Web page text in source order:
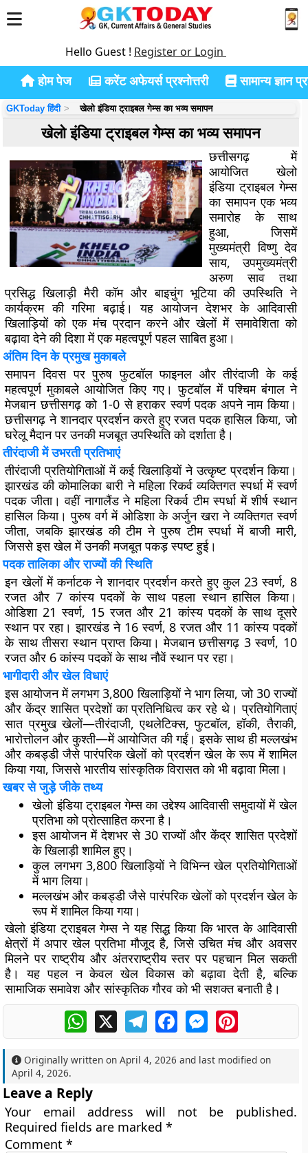
Hello Guest ! Register or Login
होम पेज करेंट अफेयर्स प्रश्नोत्तरी सामान्य ज्ञान
GKToday हिंदी खेलो इंडिया ट्राइबल गेम्स का भव्य समापन
खेलो इंडिया ट्राइबल गेम्स का भव्य समापन
छत्तीसगढ़ में
आयोजित खेलो
इंडिया ट्राइबल गेम्स
का समापन एक भव्य
समारोह के साथ
हुआ, जिसमें
मुख्यमंत्री विष्णु देव
साय, उपमुख्यमंत्री
अरुण साव तथा
प्रसिद्ध खिलाड़ी मैरी कॉम और बाइचुंग भूटिया की उपस्थिति ने
कार्यक्रम की गरिमा बढ़ाई। यह आयोजन देशभर के आदिवासी
खिलाड़ियों को एक मंच प्रदान करने और खेलों में समावेशिता को
बढ़ावा देने की दिशा में एक महत्वपूर्ण पहल साबित हुआ।
अंतिम दिन के प्रमुख मुकाबले
समापन दिवस पर पुरुष फुटबॉल फाइनल और तीरंदाजी के कई
महत्वपूर्ण मुकाबले आयोजित किए गए। फुटबॉल में पश्चिम बंगाल ने
मेजबान छत्तीसगढ़ को 1-0 से हराकर स्वर्ण पदक अपने नाम किया।
छत्तीसगढ़ ने शानदार प्रदर्शन करते हुए रजत पदक हासिल किया, जो
घरेलू मैदान पर उनकी मजबूत उपस्थिति को दर्शाता है।
तीरंदाजी में उभरती प्रतिभाएं
तीरंदाजी प्रतियोगिताओं में कई खिलाड़ियों ने उत्कृष्ट प्रदर्शन किया।
झारखंड की कोमालिका बारी ने महिला रिकर्व व्यक्तिगत स्पर्धा में स्वर्ण
पदक जीता। वहीं नागालैंड ने महिला रिकर्व टीम स्पर्धा में शीर्ष स्थान
हासिल किया। पुरुष वर्ग में ओडिशा के अर्जुन खरा ने व्यक्तिगत स्वर्ण
जीता, जबकि झारखंड की टीम ने पुरुष टीम स्पर्धा में बाजी मारी,
जिससे इस खेल में उनकी मजबूत पकड़ स्पष्ट हुई।
पदक तालिका और राज्यों की स्थिति
इन खेलों में कर्नाटक ने शानदार प्रदर्शन करते हुए कुल 23 स्वर्ण, 8
रजत और 7 कांस्य पदकों के साथ पहला स्थान हासिल किया।
ओडिशा 21 स्वर्ण, 15 रजत और 21 कांस्य पदकों के साथ दूसरे
स्थान पर रहा। झारखंड ने 16 स्वर्ण, 8 रजत और 11 कांस्य पदकों
के साथ तीसरा स्थान प्राप्त किया। मेजबान छत्तीसगढ़ 3 स्वर्ण, 10
रजत और 6 कांस्य पदकों के साथ नौवें स्थान पर रहा।
भागीदारी और खेल विधाएं
इस आयोजन में लगभग 3,800 खिलाड़ियों ने भाग लिया, जो 30 राज्यों
और केंद्र शासित प्रदेशों का प्रतिनिधित्व कर रहे थे। प्रतियोगिताएं
सात प्रमुख खेलों—तीरंदाजी, एथलेटिक्स, फुटबॉल, हॉकी, तैराकी,
भारोत्तोलन और कुश्ती—में आयोजित की गईं। इसके साथ ही मल्लखंभ
और कबड्डी जैसे पारंपरिक खेलों को प्रदर्शन खेल के रूप में शामिल
किया गया, जिससे भारतीय सांस्कृतिक विरासत को भी बढ़ावा मिला।
खबर से जुड़े जीके तथ्य
खेलो इंडिया ट्राइबल गेम्स का उद्देश्य आदिवासी समुदायों में खेल
प्रतिभा को प्रोत्साहित करना है।
इस आयोजन में देशभर से 30 राज्यों और केंद्र शासित प्रदेशों
के खिलाड़ी शामिल हुए।
कुल लगभग 3,800 खिलाड़ियों ने विभिन्न खेल प्रतियोगिताओं
में भाग लिया।
मल्लखंभ और कबड्डी जैसे पारंपरिक खेलों को प्रदर्शन खेल के
रूप में शामिल किया गया।
खेलो इंडिया ट्राइबल गेम्स ने यह सिद्ध किया कि भारत के आदिवासी
क्षेत्रों में अपार खेल प्रतिभा मौजूद है, जिसे उचित मंच और अवसर
मिलने पर राष्ट्रीय और अंतरराष्ट्रीय स्तर पर पहचान मिल सकती
है। यह पहल न केवल खेल विकास को बढ़ावा देती है, बल्कि
सामाजिक समावेश और सांस्कृतिक गौरव को भी सशक्त बनाती है।
WhatsApp
X TelegramFacebookMessengerPinterest
Originally written onApril 4, 2026 and last modified on
April 4, 2026.
Leave a Reply
Your email address will not be published.
Required fields are marked*
Comment*